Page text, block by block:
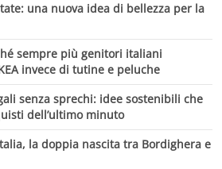
una nuova idea di bellezza per la
sempre più genitori italiani
invece di tutine e peluche
senza sprechi: idee sostenibili che
dell’ultimo minuto
la doppia nascita tra Bordighera e